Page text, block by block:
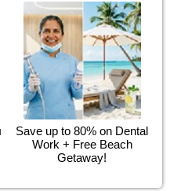
Save up to 80% on Dental
Work + Free Beach
Getaway!
глаголы в нужной
посетил. выставку.2. Кое-
Двое рабочих
исправить ошибки в
предложно–
слова. Выполнить свой
исполнить...